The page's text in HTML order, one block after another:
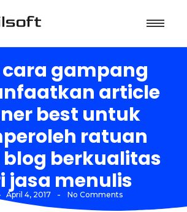
cara gampang
article
best untuk
ratuan
berkualitas
jasa menulis
April 4, 2017 - No Comments